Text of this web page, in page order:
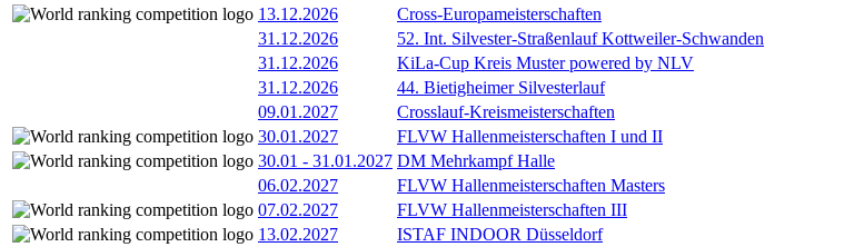
13.12.2026
Cross-Europameisterschaften
31.12.2026
52. Int. Silvester-Straßenlauf Kottweiler-Schwanden
31.12.2026
KiLa-Cup Kreis Muster powered by NLV
31.12.2026
44. Bietigheimer Silvesterlauf
09.01.2027
Crosslauf-Kreismeisterschaften
30.01.2027
FLVW Hallenmeisterschaften I und II
30.01 - 31.01.2027 DM Mehrkampf Halle
06.02.2027
FLVW Hallenmeisterschaften Masters
07.02.2027
FLVW Hallenmeisterschaften III
13.02.2027
ISTAF INDOOR Düsseldorf